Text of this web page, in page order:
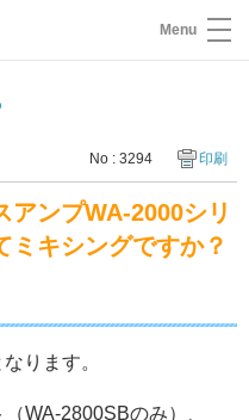
Menu
No : 3294 印刷
アンプWA-2000シリ
ミキシングですか？
ります。
WA-2800SBのみ）、